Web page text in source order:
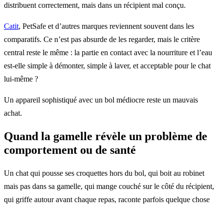
distribuent correctement, mais dans un récipient mal conçu.
Catit, PetSafe et d’autres marques reviennent souvent dans les
comparatifs. Ce n’est pas absurde de les regarder, mais le critère
central reste le même : la partie en contact avec la nourriture et l’eau
est-elle simple à démonter, simple à laver, et acceptable pour le chat
lui-même ?
Un appareil sophistiqué avec un bol médiocre reste un mauvais
achat.
Quand la gamelle révèle un problème de
comportement ou de santé
Un chat qui pousse ses croquettes hors du bol, qui boit au robinet
mais pas dans sa gamelle, qui mange couché sur le côté du récipient,
qui griffe autour avant chaque repas, raconte parfois quelque chose